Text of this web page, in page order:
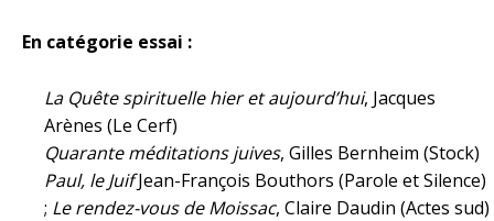
En catégorie essai :
La Quête spirituelle hier et aujourd’hui, Jacques
Arènes (Le Cerf)
Quarante méditations juives, Gilles Bernheim (Stock)
Paul, le JuifJean-François Bouthors (Parole et Silence)
; Le rendez-vous de Moissac, Claire Daudin (Actes sud)